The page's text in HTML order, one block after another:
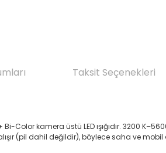
Taksit Seçenekleri
Color kamera üstü LED ışığıdır. 3200
(pil dahil değildir), böylece saha ve